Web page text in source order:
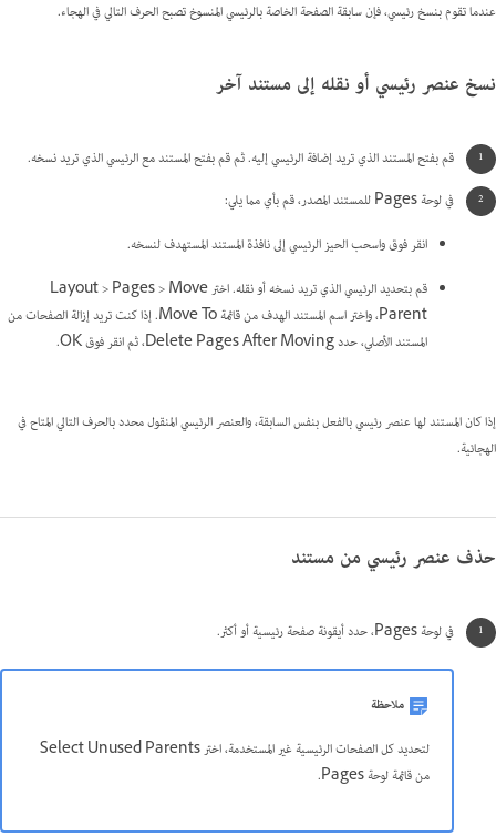
عندما تقوم بنسخ رئيسي، فإن سابقة الصفحة الخاصة بالرئيسي المنسوخ تصبح الحرف التالي في الهجاء.
نسخ عنصر رئيسي أو نقله إلى مستند آخر
قم بفتح المستند الذي تريد إضافة الرئيسي إليه. ثم قم بفتح المستند مع الرئيسي الذي تريد نسخه.
في لوحة Pages للمستند المصدر، قم بأي مما يلي:
انقر فوق واسحب الحيز الرئيسي إلى نافذة المستند المستهدف لنسخه.
قم بتحديد الرئيسي الذي تريد نسخه أو نقله. اختر Layout > Pages > Move
Parent، واختر اسم المستند الهدف من قائمة Move To. إذا كنت تريد إزالة الصفحات من
المستند الأصلي، حدد Delete Pages After Moving، ثم انقر فوق OK.
إذا كان المستند لها عنصر رئيسي بالفعل بنفس السابقة، والعنصر الرئيسي المنقول محدد بالحرف التالي المتاح في
الهجائية.
حذف عنصر رئيسي من مستند
في لوحة Pages، حدد أيقونة صفحة رئيسية أو أكثر.
ملاحظة
لتحديد كل الصفحات الرئيسية غير المستخدمة، اختر Select Unused Parents
من قائمة لوحة Pages.